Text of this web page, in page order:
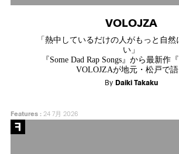
VOLOJZA
「熱中しているだけの人がもっと自
い」
『Some Dad Rap Songs』から最新作
VOLOJZAが地元・松戸で
By Daiki Takaku
Features:24 7月 2026